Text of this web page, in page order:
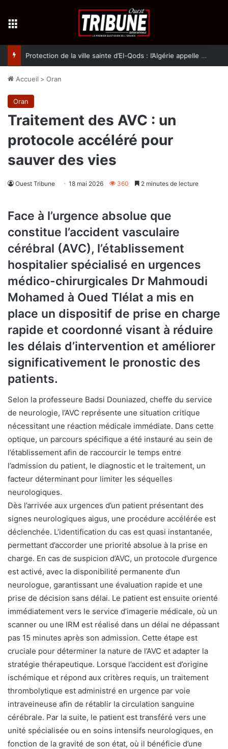
Protection de la ville sainte d’El-Qods : l’Algérie appelle à une action collective
Accueil > Oran
Oran
Traitement des AVC : un
protocole accéléré pour
sauver des vies
Ouest Tribune 18 mai 2026 360 2 minutes de lecture
Face à l’urgence absolue que
constitue l’accident vasculaire
cérébral (AVC), l’établissement
hospitalier spécialisé en urgences
médico-chirurgicales Dr Mahmoudi
Mohamed à Oued Tlélat a mis en
place un dispositif de prise en charge
rapide et coordonné visant à réduire
les délais d’intervention et améliorer
significativement le pronostic des
patients.
Selon la professeure Badsi Douniazed, cheffe du service
de neurologie, l’AVC représente une situation critique
nécessitant une réaction médicale immédiate. Dans cette
optique, un parcours spécifique a été instauré au sein de
l’établissement afin de raccourcir le temps entre
l’admission du patient, le diagnostic et le traitement, un
facteur déterminant pour limiter les séquelles
neurologiques.
Dès l’arrivée aux urgences d’un patient présentant des
signes neurologiques aigus, une procédure accélérée est
déclenchée. L’identification du cas est quasi instantanée,
permettant d’accorder une priorité absolue à la prise en
charge. En cas de suspicion d’AVC, un protocole d’urgence
est activé, avec la disponibilité permanente d’un
neurologue, garantissant une évaluation rapide et une
prise de décision sans délai. Le patient est ensuite orienté
immédiatement vers le service d’imagerie médicale, où un
scanner ou une IRM est réalisé dans un délai ne dépassant
pas 15 minutes après son admission. Cette étape est
cruciale pour déterminer la nature de l’AVC et adapter la
stratégie thérapeutique. Lorsque l’accident est d’origine
ischémique et répond aux critères requis, un traitement
thrombolytique est administré en urgence par voie
intraveineuse afin de rétablir la circulation sanguine
cérébrale. Par la suite, le patient est transféré vers une
unité spécialisée ou en soins intensifs neurologiques, en
fonction de la gravité de son état, où il bénéficie d’une